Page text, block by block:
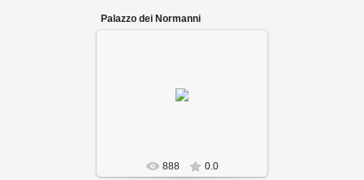
Palazzo dei Normanni
888 0.0